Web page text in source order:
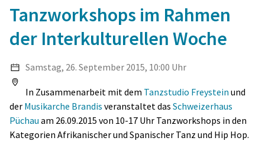
Tanzworkshops im Rahmen
der Interkulturellen Woche
Samstag, 26. September 2015, 10:00 Uhr
In Zusammenarbeit mit dem Tanzstudio Freystein und
der Musikarche Brandis veranstaltet das Schweizerhaus
Püchau am 26.09.2015 von 10-17 Uhr Tanzworkshops in den
Kategorien Afrikanischer und Spanischer Tanz und Hip Hop.